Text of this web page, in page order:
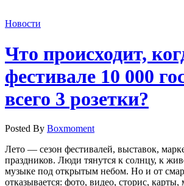
Новости
Что происходит,
фестивале 10 000
всего 3 розетки?
Posted By Boxmoment
Лето — сезон фестивалей, выставок,
праздников. Люди тянутся к солнцу, к
музыке под открытым небом. Но и от
отказывается: фото, видео, сторис,